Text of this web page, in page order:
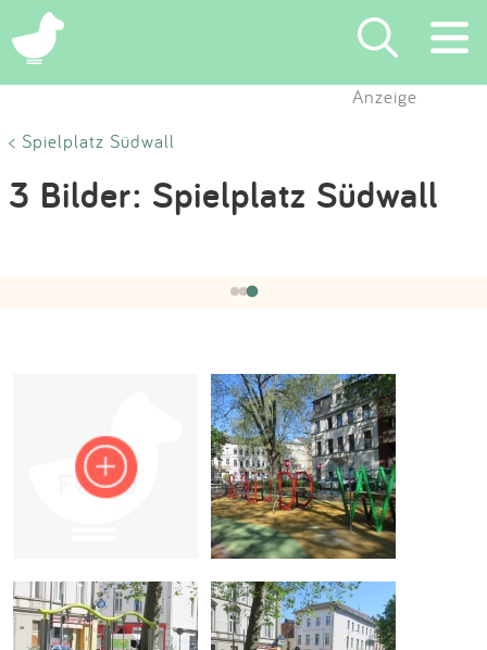
×
Eintragen
Partner
Kontakt
Impressum
Anmelden
Anzeige
< Spielplatz Südwall
3 Bilder: Spielplatz Südwall